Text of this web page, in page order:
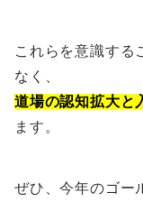
これらを意識する
なく、
道場の認知拡大と
ます。
ぜひ、今年のゴー